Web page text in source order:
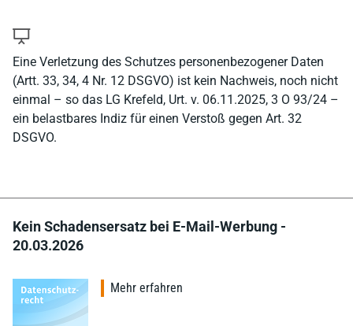
Eine Verletzung des Schutzes personenbezogener Daten
(Artt. 33, 34, 4 Nr. 12 DSGVO) ist kein Nachweis, noch nicht
einmal – so das LG Krefeld, Urt. v. 06.11.2025, 3 O 93/24 –
ein belastbares Indiz für einen Verstoß gegen Art. 32
DSGVO.
Kein Schadensersatz bei E-Mail-Werbung -
20.03.2026
Mehr erfahren